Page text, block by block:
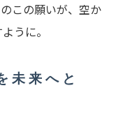
この願いが、空か
うに。
未 来 へ と